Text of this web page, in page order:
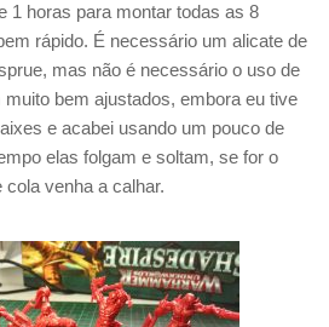
1 horas para montar todas as 8
rápido. É necessário um alicate de
mas não é necessário o uso de
bem ajustados, embora eu tive
e acabei usando um pouco de
elas folgam e soltam, se for o
venha a calhar.